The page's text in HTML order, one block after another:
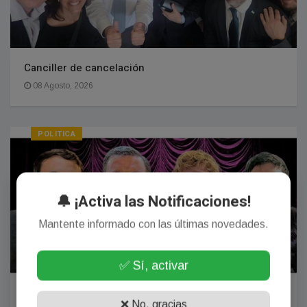
Canciller de cancelación
08 Agosto, 2026
POLITICA
🔔 ¡Activa las Notificaciones!
Mantente informado con las últimas novedades.
✅ Sí, activar
❌ No, gracias